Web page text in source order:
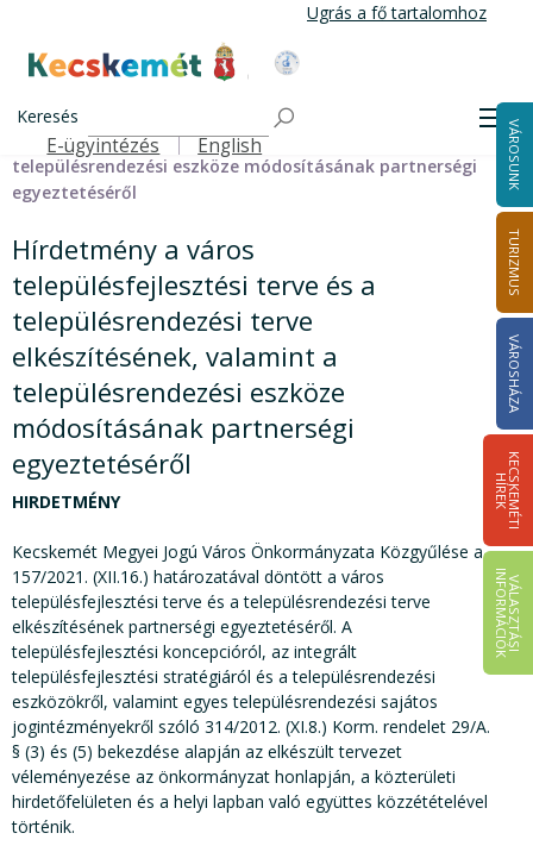
tartalomra
Ugrás a fő tartalomhoz
Kecskemét Város Honlapja
Keresés
Felső navigáció
E-ügyintézés English VÁROSUNK
TURIZMUS
VÁROSHÁZA
K
E
C
S
K
E
M
É
T
I
HÍ
R
E
K
V
Á
L
A
S
Z
T
Á
S
I
IN
F
O
R
M
Á
C
I
Ó
K
Nyilvánosság településkép
Hírdetmény a város településfejlesztési terve és a
településrendezési terve elkészítésének, valamint a
településrendezési eszköze módosításának partnerségi
egyeztetéséről
Hírdetmény a város
településfejlesztési terve és a
településrendezési terve
elkészítésének, valamint a
településrendezési eszköze
módosításának partnerségi
egyeztetéséről
HIRDETMÉNY
Kecskemét Megyei Jogú Város Önkormányzata Közgyűlése a
157/2021. (XII.16.) határozatával döntött a város
településfejlesztési terve és a településrendezési terve
elkészítésének partnerségi egyeztetéséről. A
településfejlesztési koncepcióról, az integrált
településfejlesztési stratégiáról és a településrendezési
eszközökről, valamint egyes településrendezési sajátos
jogintézményekről szóló 314/2012. (XI.8.) Korm. rendelet 29/A.
§ (3) és (5) bekezdése alapján az elkészült tervezet
véleményezése az önkormányzat honlapján, a közterületi
hirdetőfelületen és a helyi lapban való együttes közzétételével
történik.